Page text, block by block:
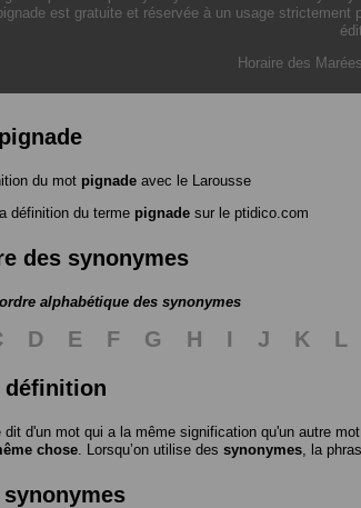
est gratuite et réservée à un usage
Horaire des Marées
du mot pignade avec le Larousse
définition du terme pignade sur le ptidico.com
des synonymes
alphabétique des synonymes
D E F G H I J K L
définition
dit d'un mot qui a la même signification qu'un autre
chose . Lorsqu’on utilise des synonymes , la
synonymes